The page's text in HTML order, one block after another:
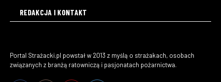
REDAKCJA I KONTAKT
Portal Strażacki.pl powstał w 2013 z myślą o strażakach, osobach
związanych z branżą ratowniczą i pasjonatach pożarnictwa.